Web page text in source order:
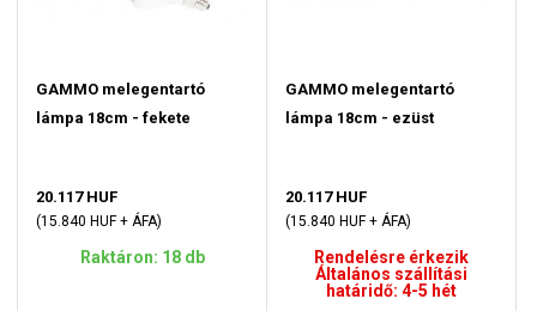
GAMMO melegentartó
lámpa 18cm - fekete
20.117 HUF
(15.840 HUF + ÁFA)
Raktáron: 18 db
GAMMO melegentartó
lámpa 18cm - ezüst
20.117 HUF
(15.840 HUF + ÁFA)
Rendelésre érkezik
Általános szállítási
határidő: 4-5 hét